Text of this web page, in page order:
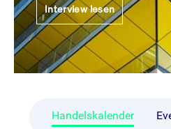
Interview lesen
Handelskalender